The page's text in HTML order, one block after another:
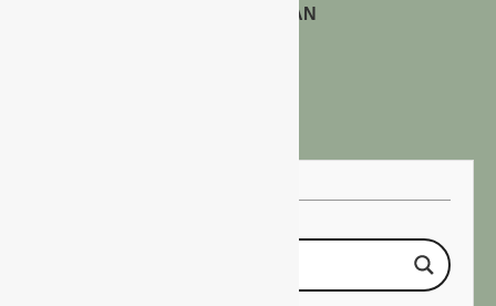
IM JULI 2026 AN